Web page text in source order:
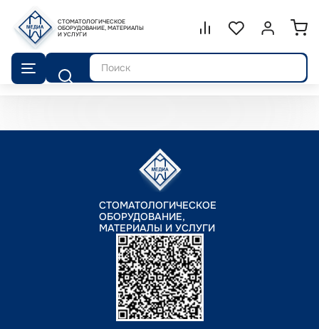
СТОМАТОЛОГИЧЕСКОЕ
ОБОРУДОВАНИЕ, МАТЕРИАЛЫ
И УСЛУГИ
Сравнение.
СписокВойти или
Поиск
СТОМАТОЛОГИЧЕСКОЕ
ОБОРУДОВАНИЕ,
МАТЕРИАЛЫ И УСЛУГИ